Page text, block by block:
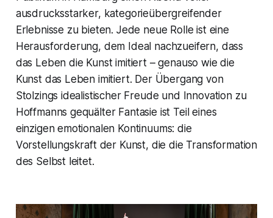
ausdrucksstarker, kategorieübergreifender
Erlebnisse zu bieten. Jede neue Rolle ist eine
Herausforderung, dem Ideal nachzueifern, dass
das Leben die Kunst imitiert – genauso wie die
Kunst das Leben imitiert. Der Übergang von
Stolzings idealistischer Freude und Innovation zu
Hoffmanns gequälter Fantasie ist Teil eines
einzigen emotionalen Kontinuums: die
Vorstellungskraft der Kunst, die die Transformation
des Selbst leitet.